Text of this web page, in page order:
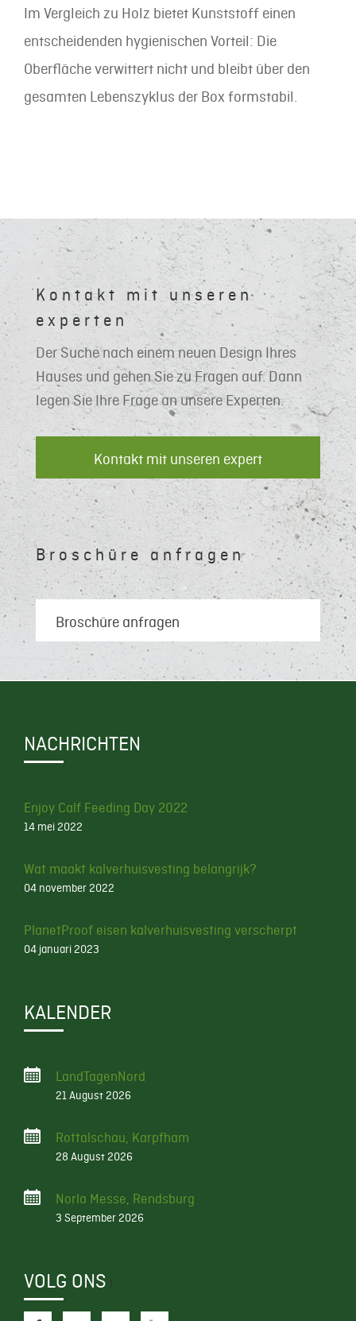
Im Vergleich zu Holz bietet Kunststoff einen
entscheidenden hygienischen Vorteil: Die
Oberfläche verwittert nicht und bleibt über den
gesamten Lebenszyklus der Box formstabil.
Kontakt mit unseren
experten
Der Suche nach einem neuen Design Ihres
Hauses und gehen Sie zu Fragen auf. Dann
legen Sie Ihre Frage an unsere Experten.
Kontakt mit unseren expert
Broschüre anfragen
Broschüre anfragen
NACHRICHTEN
Enjoy Calf Feeding Day 2022
14 mei 2022
Wat maakt kalverhuisvesting belangrijk?
04 november 2022
PlanetProof eisen kalverhuisvesting verscherpt
04 januari 2023
KALENDER
LandTagenNord
21 August 2026
Rottalschau, Karpfham
28 August 2026
Norla Messe, Rendsburg
3 September 2026
VOLG ONS f